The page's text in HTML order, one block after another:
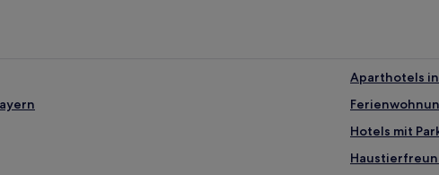
Intl. (MUC), 20,9 km vom Zentrum von Aschheim entfernt
Aparthotels
Hotels mit